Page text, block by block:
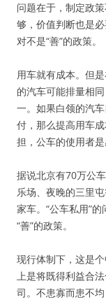
问题在于，制定政
够，价值判断也是
对不是“善”的政策。
用车就有成本。但
的汽车可能排量相
一。如果白领的汽
付，那么提高用车
担，公车的使用者是
据说北京有70万公
乐场、夜晚的三里
家车。“公车私用”
“善”的政策。
现行体制下，这是
上是将既得利益合
司。不患寡而患不